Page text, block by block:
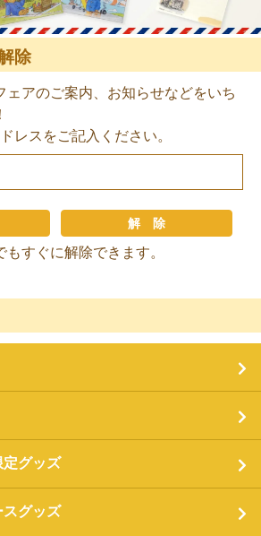
除
ェアのご案内、お知らせなどをいち
レスをご記入ください。
すぐに解除できます。
定グッズ
スグッズ